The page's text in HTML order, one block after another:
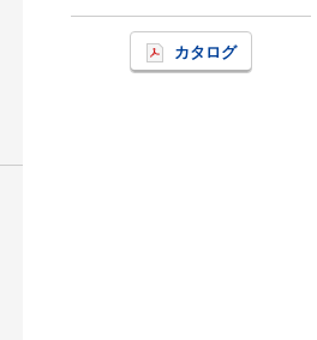
カタログ